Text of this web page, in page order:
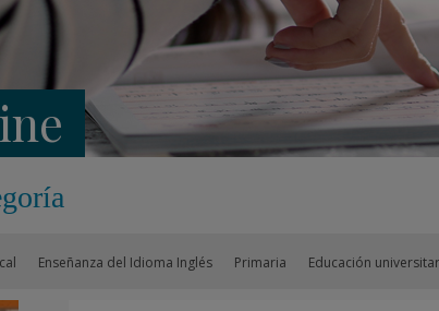
Enseñanza del Idioma Inglés Primaria Educación